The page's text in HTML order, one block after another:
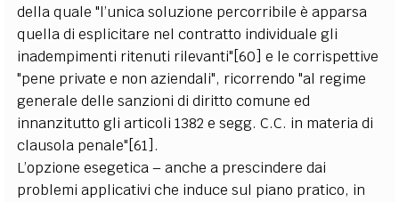
della quale "l’unica soluzione percorribile è apparsa
quella di esplicitare nel contratto individuale gli
inadempimenti ritenuti rilevanti"[60] e le corrispettive
"pene private e non aziendali", ricorrendo "al regime
generale delle sanzioni di diritto comune ed
innanzitutto gli articoli 1382 e segg. C.C. in materia di
clausola penale"[61].
L’opzione esegetica – anche a prescindere dai
problemi applicativi che induce sul piano pratico, in